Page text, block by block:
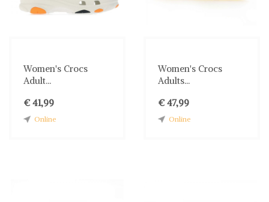
Women's Crocs
Adult...
€ 41,99
Online
Women's Crocs
Adults...
€ 47,99
Online